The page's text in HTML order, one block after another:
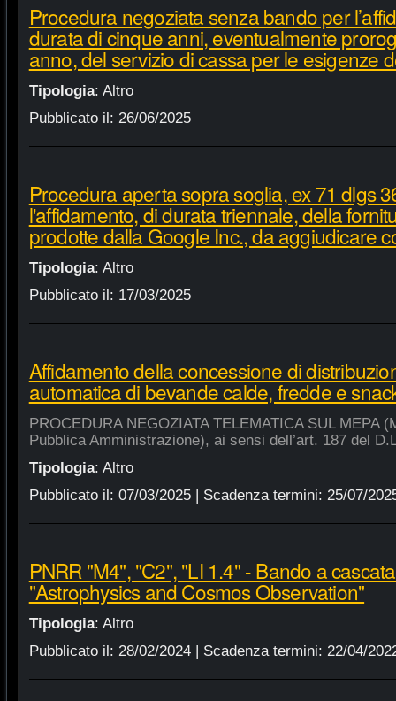
Procedura negoziata senza bando per
durata di cinque anni, eventualmente
anno, del servizio di cassa per le esigenze
Tipologia: Altro
Pubblicato il: 26/06/2025
Procedura aperta sopra soglia, ex 71 dlgs
l'affidamento, di durata triennale, della
prodotte dalla Google Inc., da aggiudicare
Tipologia: Altro
Pubblicato il: 17/03/2025
Affidamento della concessione di
automatica di bevande calde, fredde e
PROCEDURA NEGOZIATA TELEMATICA SUL MEPA
Pubblica Amministrazione), ai sensi dell’art. 187 del
Tipologia: Altro
Pubblicato il: 07/03/2025| Scadenza termini: 25/07/
PNRR "M4", "C2", "LI 1.4" - Bando a
"Astrophysics and Cosmos Observation"
Tipologia: Altro
Pubblicato il: 28/02/2024| Scadenza termini: 22/04/